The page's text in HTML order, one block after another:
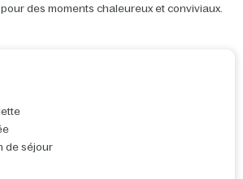
des moments chaleureux et conviviaux.
de séjour